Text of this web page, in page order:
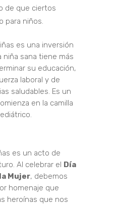
de que ciertos
para niños.
es una inversión
niña sana tiene más
su educación,
laboral y de
saludables. Es un
en la camilla
es un acto de
Al celebrar el Día
Mujer, debemos
homenaje que
heroínas que nos